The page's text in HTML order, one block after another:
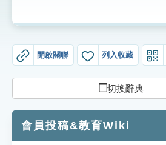
生字詞彙表
知識索引
開啟關聯 列入收藏
切換辭典
會員投稿&教育Wiki